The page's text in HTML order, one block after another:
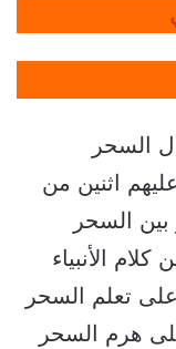
السحر
اثنين من
بين السحر
الأنبياء
تعلم السحر
هرم السحر